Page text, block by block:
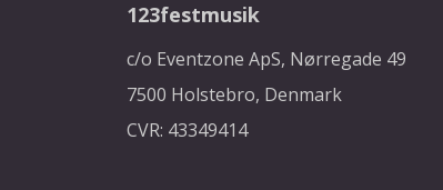
123festmusik
c/o Eventzone ApS, Nørregade 49
7500 Holstebro, Denmark
CVR: 43349414